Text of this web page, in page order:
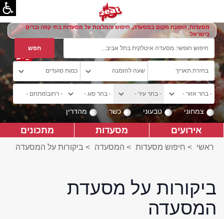
מסעדות, הזמנת מקום במסעדה, חיפוש והמלצות על מסעדות בתי קפה וברים
בישראל
צמחוני טבעוני כשר מהדרין
אירועים מסעדות מתכונים
ראשי > חיפוש מסעדות > המסעדה > ביקורות על המסעדה
ביקורות על מסעדת
המסעדה